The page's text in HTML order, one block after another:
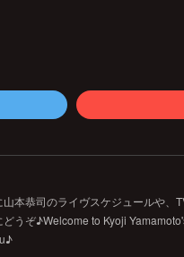
本恭司のライヴスケジュールや、
うぞ♪Welcome to Kyoji